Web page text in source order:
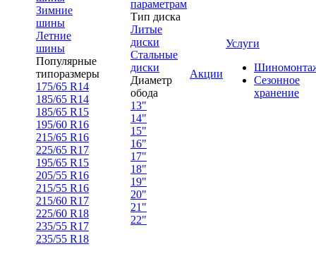
Зимние
шины
Летние
шины
Популярные
типоразмеры
175/65 R14
185/65 R14
185/65 R15
195/60 R16
215/65 R16
225/65 R17
195/65 R15
205/55 R16
215/55 R16
215/60 R17
225/60 R18
235/55 R17
235/55 R18
параметрам
Тип диска
Литые
диски
Стальные
диски
Диаметр
обода
13"
14"
15"
16"
17"
18"
19"
20"
21"
22"
Акции
Услуги
Сезонное
хранение